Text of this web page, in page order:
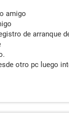
amigo
de arranque
otro pc luego